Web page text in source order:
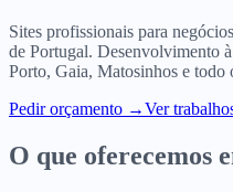
Sites profissionais para
de Portugal. Desenvolvimento
Porto, Gaia, Matosinhos e todo
Pedir orçamento →Ver
O que oferecemos